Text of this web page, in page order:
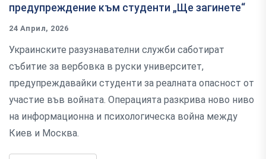
предупреждение към студенти „Ще загинете“
24 Април, 2026
Украинските разузнавателни служби саботират
събитие за вербовка в руски университет,
предупреждавайки студенти за реалната опасност от
участие във войната. Операцията разкрива ново ниво
на информационна и психологическа война между
Киев и Москва.